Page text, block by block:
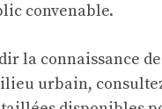
convenable.
la connaissance
urbain,